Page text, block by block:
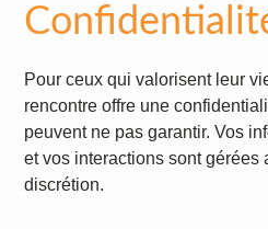
Pour ceux qui valorisent leur
rencontre offre une
peuvent ne pas garantir. Vos
et vos interactions sont gérées
discrétion.